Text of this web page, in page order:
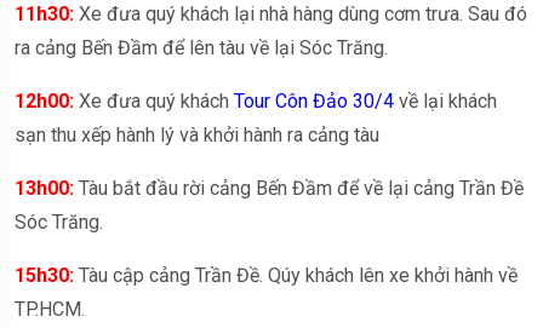
11h30: Xe đưa quý khách lại nhà hàng dùng cơm trưa. Sau đó
ra cảng Bến Đầm để lên tàu về lại Sóc Trăng.
12h00: Xe đưa quý khách Tour Côn Đảo 30/4 về lại khách
sạn thu xếp hành lý và khởi hành ra cảng tàu
13h00: Tàu bắt đầu rời cảng Bến Đầm để về lại cảng Trần Đề
Sóc Trăng.
15h30: Tàu cập cảng Trần Đề. Qúy khách lên xe khởi hành về
TP.HCM.